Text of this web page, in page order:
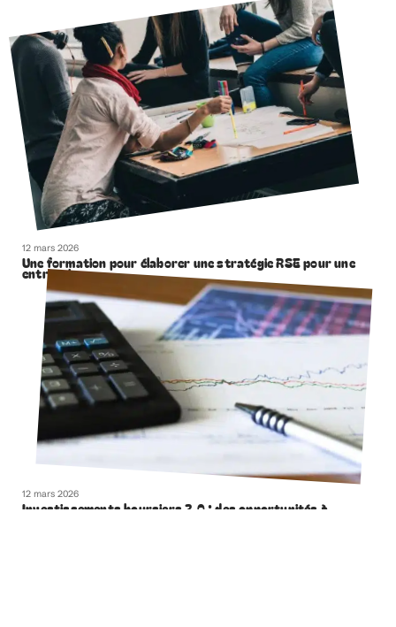
12 mars 2026
Une formation pour élaborer une stratégie RSE pour une
entreprise
12 mars 2026
Investissements boursiers 2.0 : des opportunités à